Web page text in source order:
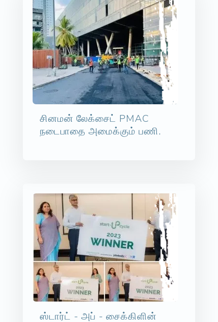
சினமன் லேக்சைட் PMAC
நடைபாதை அமைக்கும் பணி.
ஸ்டார்ட் - அப் - சைக்கிளின்